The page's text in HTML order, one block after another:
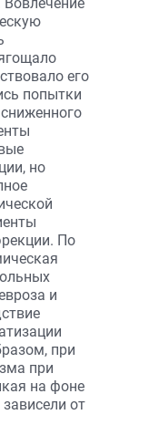
его
попытки
но
По
и
при
при
на фоне
от